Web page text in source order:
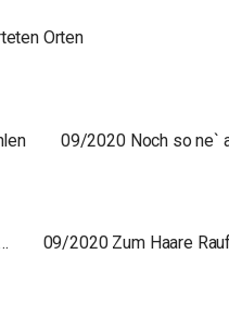
Orten
09/2020 Noch so ne`
09/2020 Zum Haare